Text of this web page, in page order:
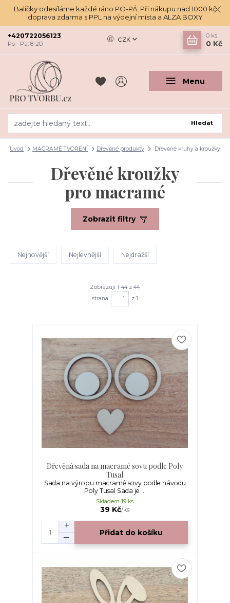
Balíčky odesíláme každé ráno PO-PÁ. Při nákupu nad 1000 kč
doprava zdarma s PPL na výdejní místa a ALZA BOXY
Menu
CZK
Hledat
+420722056123
Po - Pá: 8-20
0 ks
0 Kč
Úvod MACRAMÉ TVOŘENÍ Dřevěné produkty Dřevěné kruhy a kroužky
Dřevěné kroužky
pro macramé
Zobrazit filtry
Nejnovější Nejlevnější Nejdražší
Zobrazuji 1-44 z 44
strana
z 1
Dřevěná sada na macramé sovu podle Poly
Tusal
Sada na výrobu macramé sovy podle návodu
Poly Tusal Sada je ...
39 Kč/ks
Skladem 19 ks
Přidat do košíku